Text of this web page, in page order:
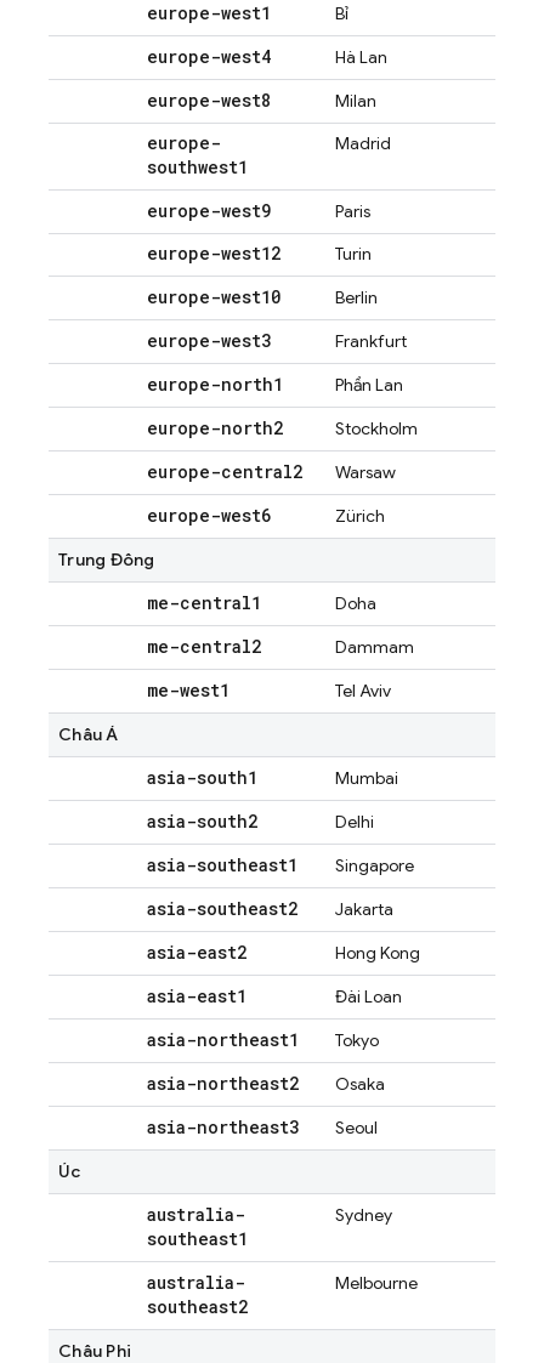
europe-west1 Bỉ
europe-west4 Hà Lan
europe-west8 Milan
europe-
southwest1
Madrid
europe-west9 Paris
europe-west12 Turin
europe-west10 Berlin
europe-west3 Frankfurt
europe-north1 Phần Lan
europe-north2 Stockholm
europe-central2 Warsaw
europe-west6
Zürich
Trung Đông
me-central1 Doha
me-central2 Dammam
me-west1
Tel Aviv
Châu Á
asia-south1 Mumbai
asia-south2 Delhi
asia-southeast1 Singapore
asia-southeast2 Jakarta
asia-east2 Hong Kong
asia-east1 Đài Loan
asia-northeast1 Tokyo
asia-northeast2 Osaka
asia-northeast3
Seoul
Úc
australia-
southeast1
Sydney
australia-
southeast2
Melbourne
Châu Phi